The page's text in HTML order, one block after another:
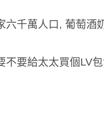
六千萬人口, 葡萄酒
不要給太太買個LV